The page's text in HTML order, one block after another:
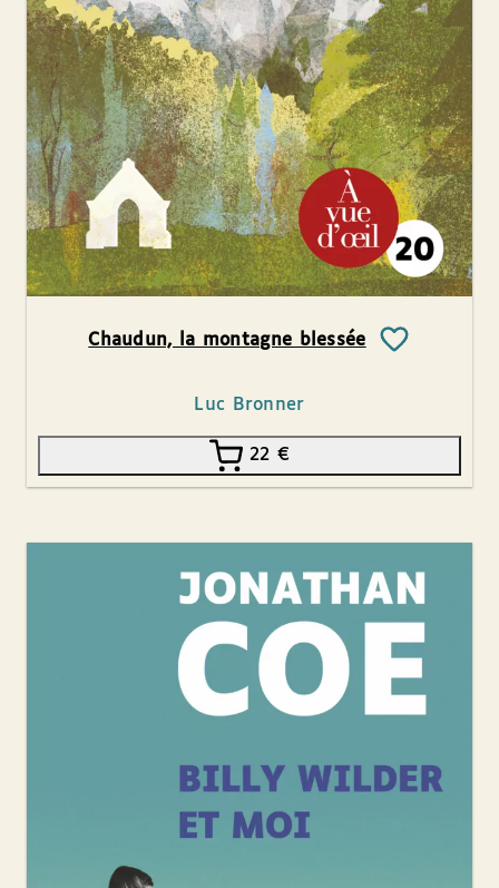
Chaudun, la montagne blessée
Luc Bronner
22 €